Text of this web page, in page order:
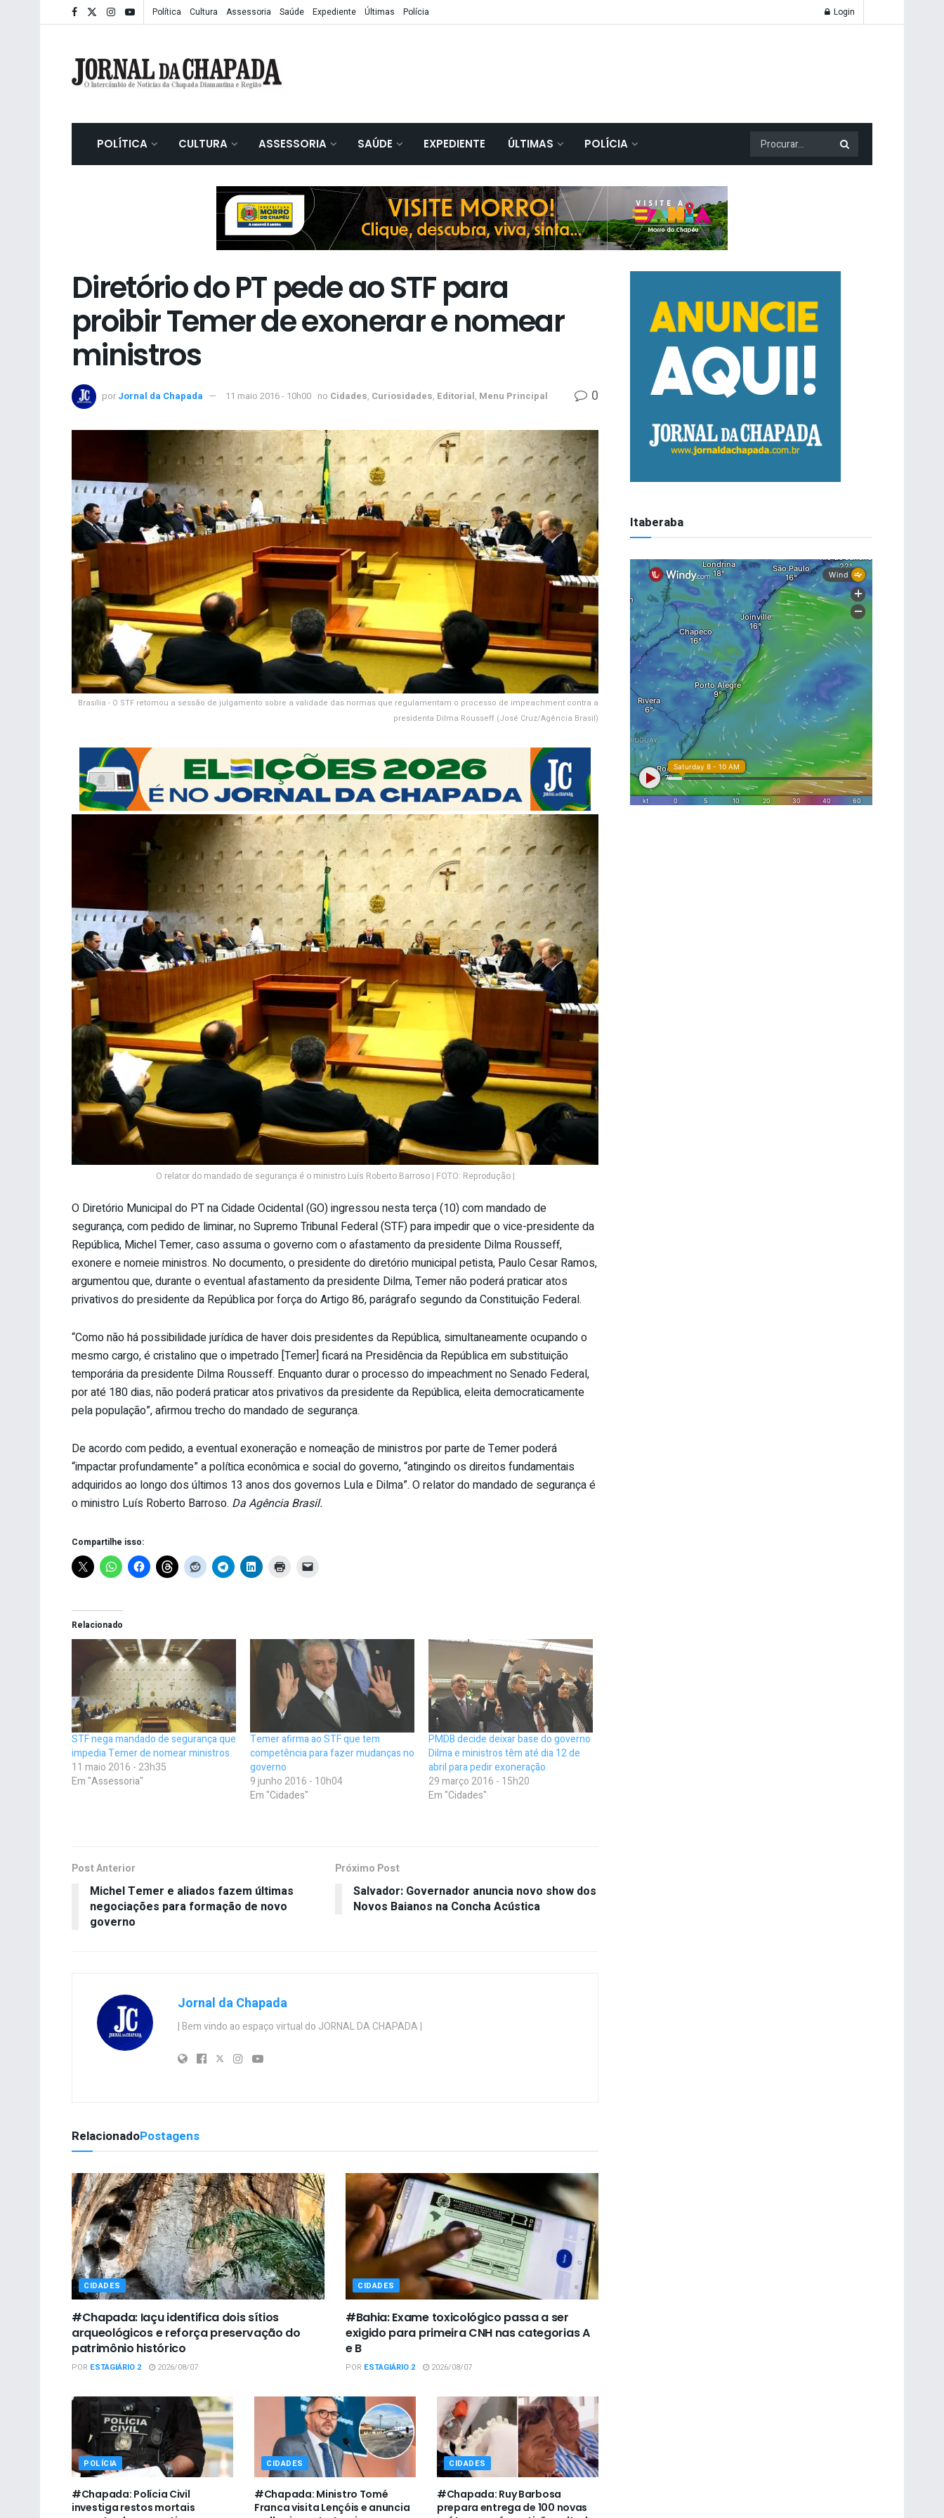
Política Cultura Assessoria Saúde Expediente Últimas Polícia Login
POLÍTICA CULTURA ASSESSORIA SAÚDE EXPEDIENTE ÚLTIMAS POLÍCIA
Diretório do PT pede ao STF para
proibir Temer de exonerar e nomear
ministros
por Jornal da Chapada 11 maio 2016 - 10h00 no Cidades, Curiosidades, Editorial, Menu Principal 0
Brasília - O STF retomou a sessão de julgamento sobre a validade das normas que regulamentam o processo de impeachment contra a
presidenta Dilma Rousseff (José Cruz/Agência Brasil)
O relator do mandado de segurança é o ministro Luís Roberto Barroso | FOTO: Reprodução |
O Diretório Municipal do PT na Cidade Ocidental (GO) ingressou nesta terça (10) com mandado de
segurança, com pedido de liminar, no Supremo Tribunal Federal (STF) para impedir que o vice-presidente da
República, Michel Temer, caso assuma o governo com o afastamento da presidente Dilma Rousseff,
exonere e nomeie ministros. No documento, o presidente do diretório municipal petista, Paulo Cesar Ramos,
argumentou que, durante o eventual afastamento da presidente Dilma, Temer não poderá praticar atos
privativos do presidente da República por força do Artigo 86, parágrafo segundo da Constituição Federal.
“Como não há possibilidade jurídica de haver dois presidentes da República, simultaneamente ocupando o
mesmo cargo, é cristalino que o impetrado [Temer] ficará na Presidência da República em substituição
temporária da presidente Dilma Rousseff. Enquanto durar o processo do impeachment no Senado Federal,
por até 180 dias, não poderá praticar atos privativos da presidente da República, eleita democraticamente
pela população”, afirmou trecho do mandado de segurança.
De acordo com pedido, a eventual exoneração e nomeação de ministros por parte de Temer poderá
“impactar profundamente” a política econômica e social do governo, “atingindo os direitos fundamentais
adquiridos ao longo dos últimos 13 anos dos governos Lula e Dilma”. O relator do mandado de segurança é
o ministro Luís Roberto Barroso. Da Agência Brasil.
Compartilhe isso:
Relacionado
STF nega mandado de segurança que
impedia Temer de nomear ministros
11 maio 2016 - 23h35
Em "Assessoria"
Temer afirma ao STF que tem
competência para fazer mudanças no
governo
9 junho 2016 - 10h04
Em "Cidades"
PMDB decide deixar base do governo
Dilma e ministros têm até dia 12 de
abril para pedir exoneração
29 março 2016 - 15h20
Em "Cidades"
Post Anterior
Michel Temer e aliados fazem últimas
negociações para formação de novo
governo
Próximo Post
Salvador: Governador anuncia novo show dos
Novos Baianos na Concha Acústica
Jornal da Chapada
| Bem vindo ao espaço virtual do JORNAL DA CHAPADA |
RelacionadoPostagens
CIDADES
#Chapada: Iaçu identifica dois sítios
arqueológicos e reforça preservação do
patrimônio histórico
POR ESTAGIÁRIO 2 2026/08/07
CIDADES
#Bahia: Exame toxicológico passa a ser
exigido para primeira CNH nas categorias A
e B
POR ESTAGIÁRIO 2 2026/08/07
POLÍCIA
#Chapada: Polícia Civil
investiga restos mortais
CIDADES
#Chapada: Ministro Tomé
Franca visita Lençóis e anuncia
CIDADES
#Chapada: Ruy Barbosa
prepara entrega de 100 novas
Itaberaba